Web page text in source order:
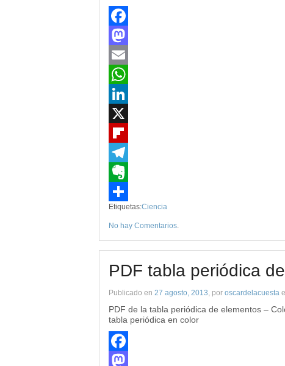
Facebook
Mastodon
Email
WhatsApp
LinkedIn
Flipboard
Telegram
Evernote
Compartir
Etiquetas:Ciencia
No hay Comentarios.
PDF tabla periódica
Publicado en 27 agosto, 2013, por oscardelacuesta
PDF de la tabla periódica de elementos –
tabla periódica en color
Facebook